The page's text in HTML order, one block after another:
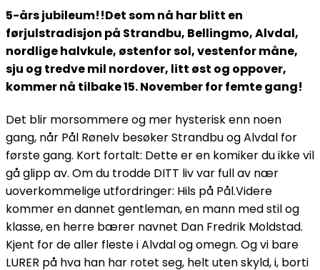
5-års jubileum!!Det som nå har blitt en
førjulstradisjon på Strandbu, Bellingmo, Alvdal,
nordlige halvkule, østenfor sol, vestenfor måne,
sju og tredve mil nordover, litt øst og oppover,
kommer nå tilbake 15. November for femte gang!
Det blir morsommere og mer hysterisk enn noen
gang, når Pål Rønelv besøker Strandbu og Alvdal for
første gang. Kort fortalt: Dette er en komiker du ikke vil
gå glipp av. Om du trodde DITT liv var full av nær
uoverkommelige utfordringer: Hils på Pål.Videre
kommer en dannet gentleman, en mann med stil og
klasse, en herre bærer navnet Dan Fredrik Moldstad.
Kjent for de aller fleste i Alvdal og omegn. Og vi bare
LURER på hva han har rotet seg, helt uten skyld, i, borti